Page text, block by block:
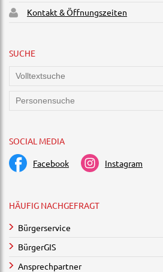
Kontakt & Öffnungszeiten
SUCHE
SOCIAL MEDIA
Facebook Instagram
HÄUFIG NACHGEFRAGT
Bürgerservice
BürgerGIS
Ansprechpartner